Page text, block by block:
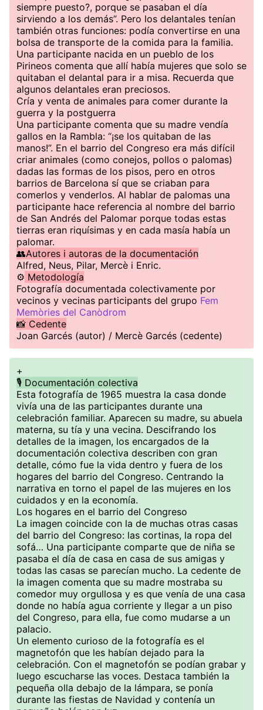
siempre puesto?, porque se pasaban el día
sirviendo a los demás”. Pero los delantales tenían
también otras funciones: podía convertirse en una
bolsa de transporte de la comida para la familia.
Una participante nacida en un pueblo de los
Pirineos comenta que allí había mujeres que solo se
quitaban el delantal para ir a misa. Recuerda que
algunos delantales eran preciosos.
Cría y venta de animales para comer durante la
guerra y la postguerra
Una participante comenta que su madre vendía
gallos en la Rambla: “¡se los quitaban de las
manos!”. En el barrio del Congreso era más difícil
criar animales (como conejos, pollos o palomas)
dadas las formas de los pisos, pero en otros
barrios de Barcelona sí que se criaban para
comerlos y venderlos. Al hablar de palomas una
participante hace referencia al nombre del barrio
de San Andrés del Palomar porque todas estas
tierras eran riquísimas y en cada masía había un
palomar.
👥Autores i autoras de la documentación
Alfred, Neus, Pilar, Mercè i Enric.
⚙️ Metodología
Fotografía documentada colectivamente por
vecinos y vecinas participants del grupo Fem
Memòries del Canòdrom
📸 Cedente
Joan Garcés (autor) / Mercè Garcés (cedente)
+
🎙️ Documentación colectiva
Esta fotografía de 1965 muestra la casa donde
vivía una de las participantes durante una
celebración familiar. Aparecen su madre, su abuela
materna, su tía y una vecina. Descifrando los
detalles de la imagen, los encargados de la
documentación colectiva describen con gran
detalle, cómo fue la vida dentro y fuera de los
hogares del barrio del Congreso. Centrando la
narrativa en torno el papel de las mujeres en los
cuidados y en la economía.
Los hogares en el barrio del Congreso
La imagen coincide con la de muchas otras casas
del barrio del Congreso: las cortinas, la ropa del
sofá… Una participante comparte que de niña se
pasaba el día de casa en casa de sus amigas y
todas las casas se parecían mucho. La cedente de
la imagen comenta que su madre mostraba su
comedor muy orgullosa y es que venía de una casa
donde no había agua corriente y llegar a un piso
del Congreso, para ella, fue como mudarse a un
palacio.
Un elemento curioso de la fotografía es el
magnetofón que les habían dejado para la
celebración. Con el magnetofón se podían grabar y
luego escucharse las voces. Destaca también la
pequeña olla debajo de la lámpara, se ponía
durante las fiestas de Navidad y contenía un